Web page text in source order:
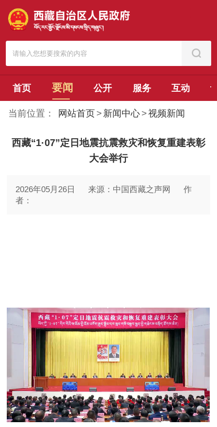
首页 要闻 公开 服务 互动
当前位置： 网站首页 > 新闻中心 >视频新闻
西藏“1·07”定日地震抗震救灾和恢复重建表彰
大会举行
2026年05月26日 来源：中国西藏之声网
作
者：